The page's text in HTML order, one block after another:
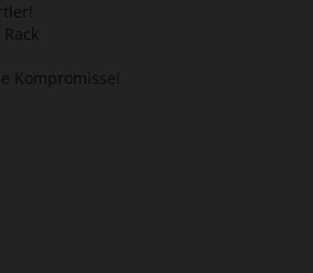
Kompromisse!